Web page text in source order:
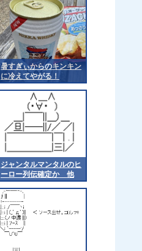
暑すぎぃからのキンキン
に冷えてやがる！
ジャンタルマンタルのヒ
ーロー列伝確定か 他